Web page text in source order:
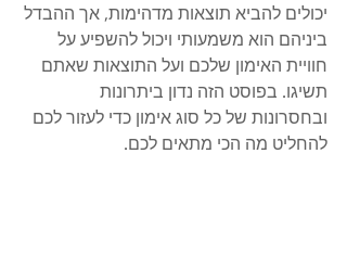
יכולים להביא תוצאות מדהימות, אך ההבדל
ביניהם הוא משמעותי ויכול להשפיע על
חוויית האימון שלכם ועל התוצאות שאתם
תשיגו. בפוסט הזה נדון ביתרונות
ובחסרונות של כל סוג אימון כדי לעזור לכם
להחליט מה הכי מתאים לכם.